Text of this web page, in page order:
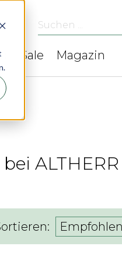
Suchen ...
Sale Magazin
Empfohlen